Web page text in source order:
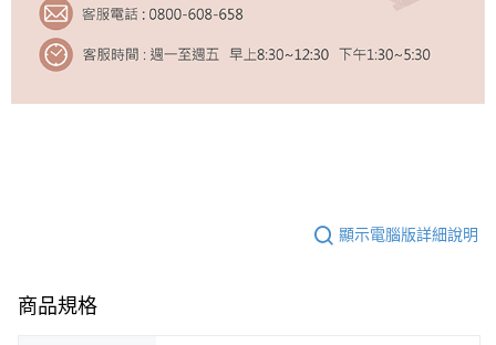
顯示電腦版詳細說明
商品規格